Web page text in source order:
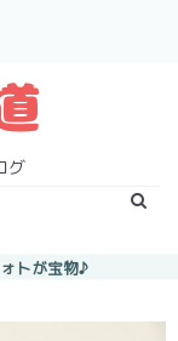
グ
トが宝物♪